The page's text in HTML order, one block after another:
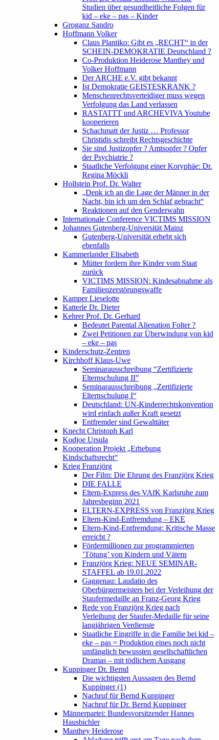
Studien über gesundheitliche Folgen für
kid – eke – pas – Kinder
Groganz Sandro
Hoffmann Volker
Claus Plantiko: Gibt es „RECHT“ in der
SCHEIN-DEMOKRATIE Deutschland ?
Co-Produktion Heiderose Manthey und
Volker Hoffmann
Der ARCHE e.V. gibt bekannt
Ist Demokratie GEISTESKRANK ?
Menschenrechtsverteidiger muss wegen
Verfolgung das Land verlassen
RASTATTT und ARCHEVIVA Youtube
kooperieren
Schachmatt der Justiz … Professor
Christidis schreibt Rechtsgeschichte
Sie sind Justizopfer ? Amtsopfer ? Opfer
der Psychiatrie ?
Staatliche Verfolgung einer Koryphäe: Dr.
Regina Möckli
Hollstein Prof. Dr. Walter
„Denk ich an die Lage der Männer in der
Nacht, bin ich um den Schlaf gebracht“
Reaktionen auf den Genderwahn
Internationale Conference VICTIMS MISSION
Johannes Gutenberg-Universität Mainz
Gutenberg-Universität erhebt sich
ebenfalls
Kammerlander Elisabeth
Mütter fordern ihre Kinder vom Staat
zurück
VICTIMS MISSION: Kindesabnahme als
Familienzerstörungswaffe
Kamper Lieselotte
Katterle Dr. Dieter
Kehrer Prof. Dr. Gerhard
Bedeutet Parental Alienation Folter ?
Zwei Petitionen zur Überwindung von kid
– eke – pas
Kinderschutz-Zentren
Kirchhoff Klaus-Uwe
Seminarausschreibung “Zertifizierte
Elternschulung II”
Seminarausschreibung „Zertifizierte
Elternschulung I“
Deutschland: UN-Kinderrechtskonvention
wird einfach außer Kraft gesetzt
Entfremder sind Gewalttäter
Knecht Christoph Karl
Kodjoe Ursula
Kooperation Projekt „Erhebung
Kindschaftsrecht“
Krieg Franzjörg
Der Film: Die Ehrung des Franzjörg Krieg
DIE FALLE
Eltern-Express des VAfK Karlsruhe zum
Jahresbeginn 2021
ELTERN-EXPRESS von Franzjörg Krieg
Eltern-Kind-Entfremdung – EKE
Eltern-Kind-Entfremdung: Kritische Masse
erreicht ?
Fördermillionen zur programmierten
’Tötung’ von Kindern und Vätern
Franzjörg Krieg: NEUE SEMINAR-
STAFFEL ab 19.01.2022
Gaggenau: Laudatio des
Oberbürgermeisters bei der Verleihung der
Staufermedaille an Franz-Georg Krieg
Rede von Franzjörg Krieg nach
Verleihung der Staufer-Medaille für seine
langjährigen Verdienste
Staatliche Eingriffe in die Familie bei kid –
eke – pas = Produktion eines noch nicht
umfänglich bewussten gesellschaftlichen
Dramas – mit tödlichem Ausgang
Kuppinger Dr. Bernd
Die wichtigsten Aussagen des Bernd
Kuppinger (1)
Nachruf für Bernd Kuppinger
Nachruf für Dr. Bernd Kuppinger
Männerpartei: Bundesvorsitzender Hannes
Hausbichler
Manthey Heiderose